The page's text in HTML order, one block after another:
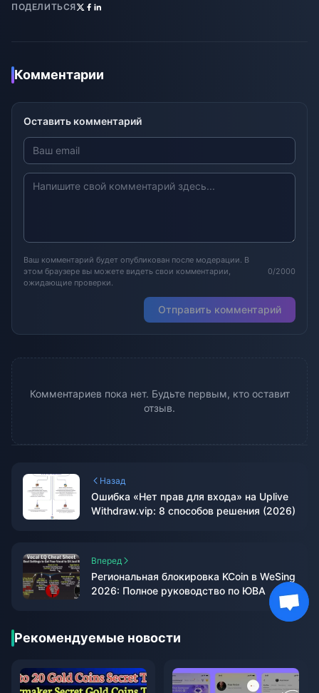
ПОДЕЛИТЬСЯ
Комментарии
Оставить комментарий
Ваш комментарий будет опубликован после модерации. В
этом браузере вы можете видеть свои комментарии,
ожидающие проверки.
0/2000
Отправить комментарий
Комментариев пока нет. Будьте первым, кто оставит
отзыв.
Назад
Ошибка «Нет прав для входа» на Uplive
Withdraw.vip: 8 способов решения (2026)
Вперед
Региональная блокировка KCoin в WeSing
2026: Полное руководство по ЮВА
Рекомендуемые новости